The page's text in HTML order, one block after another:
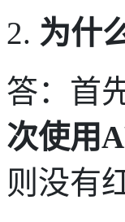
2. 为什
答：首
次使用
则没有